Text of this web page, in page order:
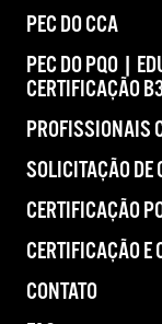
PEC DO CCA
PEC DO PQO |
CERTIFICAÇÃO
PROFISSIONAIS
SOLICITAÇÃO DE
CERTIFICAÇÃO
CERTIFICAÇÃO E
CONTATO